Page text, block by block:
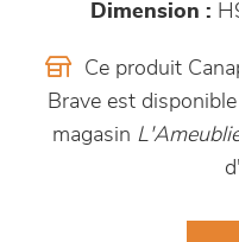
Dimension :
Ce produit
Brave est
magasin